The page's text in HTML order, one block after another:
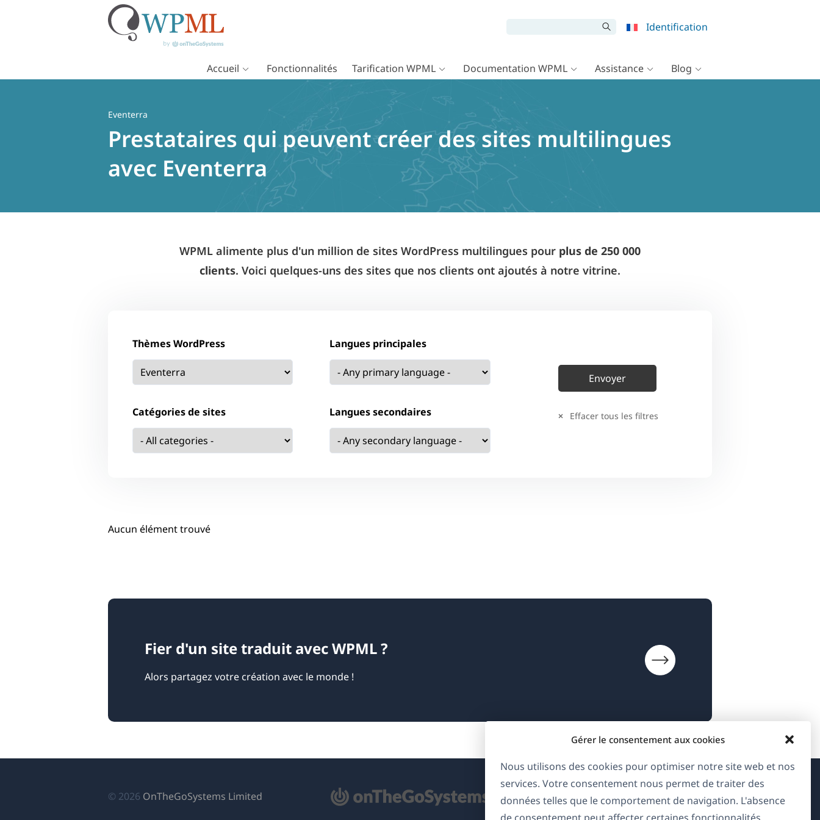
Gérer le consentement aux cookies
Nous utilisons des cookies pour optimiser notre site web et nos
services. Votre consentement nous permet de traiter des
données telles que le comportement de navigation. L'absence
Identification
Accueil Fonctionnalités Tarification WPML Documentation WPML Assistance Blog
Eventerra
Prestataires qui peuvent créer des sites multilingues
avec Eventerra
WPML alimente plus d'un million de sites WordPress multilingues pour plus de 250 000
clients. Voici quelques-uns des sites que nos clients ont ajoutés à notre vitrine.
Thèmes WordPress
Catégories de sites
Langues principales
Langues secondaires Effacer tous les filtres
Aucun élément trouvé
Fier d'un site traduit avec WPML ?
Alors partagez votre création avec le monde !
© 2026 OnTheGoSystems Limited
À propos de WPML